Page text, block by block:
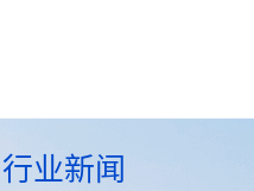
行业新闻